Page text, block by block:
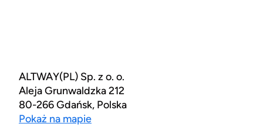
ALTWAY(PL) Sp. z o. o.
Aleja Grunwaldzka 212
80-266 Gdańsk, Polska
Pokaż na mapie